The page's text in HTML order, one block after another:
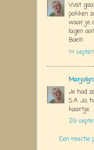
Wat
pakken
waar je
lagen
Boe!!!
14
Je had
S.A. Jo,
kaartje.
29
Een reactie